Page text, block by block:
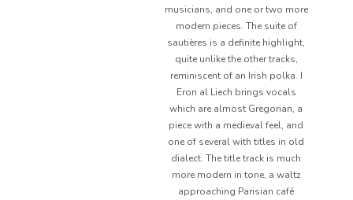
musicians, and one or two more
modern pieces. The suite of
sautières is a definite highlight,
quite unlike the other tracks,
reminiscent of an Irish polka. I
Eron al Liech brings vocals
which are almost Gregorian, a
piece with a medieval feel, and
one of several with titles in old
dialect. The title track is much
more modern in tone, a waltz
approaching Parisian café